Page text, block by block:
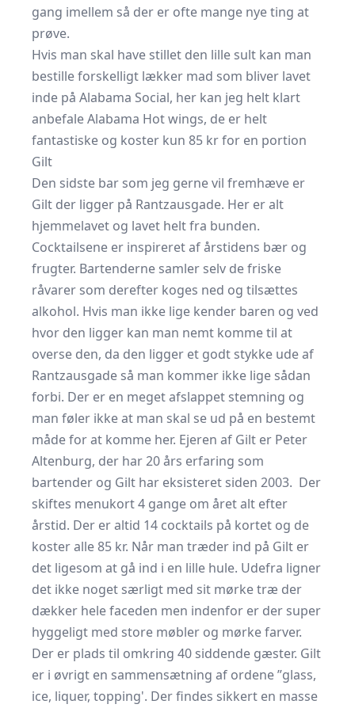
gang imellem så der er ofte mange nye ting at
prøve.
Hvis man skal have stillet den lille sult kan man
bestille forskelligt lækker mad som bliver lavet
inde på Alabama Social, her kan jeg helt klart
anbefale Alabama Hot wings, de er helt
fantastiske og koster kun 85 kr for en portion
Gilt
Den sidste bar som jeg gerne vil fremhæve er
Gilt der ligger på Rantzausgade. Her er alt
hjemmelavet og lavet helt fra bunden.
Cocktailsene er inspireret af årstidens bær og
frugter. Bartenderne samler selv de friske
råvarer som derefter koges ned og tilsættes
alkohol. Hvis man ikke lige kender baren og ved
hvor den ligger kan man nemt komme til at
overse den, da den ligger et godt stykke ude af
Rantzausgade så man kommer ikke lige sådan
forbi. Der er en meget afslappet stemning og
man føler ikke at man skal se ud på en bestemt
måde for at komme her. Ejeren af Gilt er Peter
Altenburg, der har 20 års erfaring som
bartender og Gilt har eksisteret siden 2003. Der
skiftes menukort 4 gange om året alt efter
årstid. Der er altid 14 cocktails på kortet og de
koster alle 85 kr. Når man træder ind på Gilt er
det ligesom at gå ind i en lille hule. Udefra ligner
det ikke noget særligt med sit mørke træ der
dækker hele faceden men indenfor er der super
hyggeligt med store møbler og mørke farver.
Der er plads til omkring 40 siddende gæster. Gilt
er i øvrigt en sammensætning af ordene ”glass,
ice, liquer, topping'. Der findes sikkert en masse